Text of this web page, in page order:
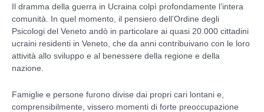
Il dramma della guerra in Ucraina colpì profondamente l’intera
comunità. In quel momento, il pensiero dell’Ordine degli
Psicologi del Veneto andò in particolare ai quasi 20.000 cittadini
ucraini residenti in Veneto, che da anni contribuivano con le loro
attività allo sviluppo e al benessere della regione e della
nazione.
Famiglie e persone furono divise dai propri cari lontani e,
comprensibilmente, vissero momenti di forte preoccupazione